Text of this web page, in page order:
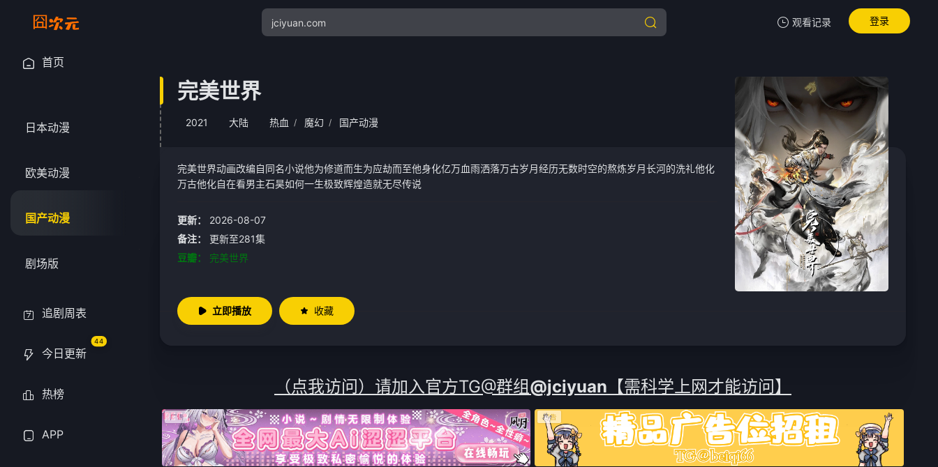
观看记录
暂无观看影片的记录
登录
首页
日本动漫
欧美动漫
国产动漫
剧场版
追剧周表
今日更新
44
热榜
APP
完美世界
2021 大陆 热血 / 魔幻 / 国产动漫
完美世界动画改编自同名小说他为修道而生为应劫而至他身化亿万血雨洒落万古岁月经历无数时空的熬炼岁月长河的洗礼他化
万古他化自在看男主石昊如何一生极致辉煌造就无尽传说
更新：
2026-08-07
备注：
更新至281集
豆瓣：
完美世界
立即播放 收藏
（点我访问）请加入官方TG@群组@jciyuan 【需科学上网才能访问】